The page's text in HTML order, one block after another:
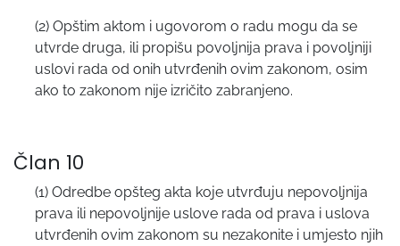
(2) Opštim aktom i ugovorom o radu mogu da se
utvrde druga, ili propišu povoljnija prava i povoljniji
uslovi rada od onih utvrđenih ovim zakonom, osim
ako to zakonom nije izričito zabranjeno.
Član 10
(1) Odredbe opšteg akta koje utvrđuju nepovoljnija
prava ili nepovoljnije uslove rada od prava i uslova
utvrđenih ovim zakonom su nezakonite i umjesto njih